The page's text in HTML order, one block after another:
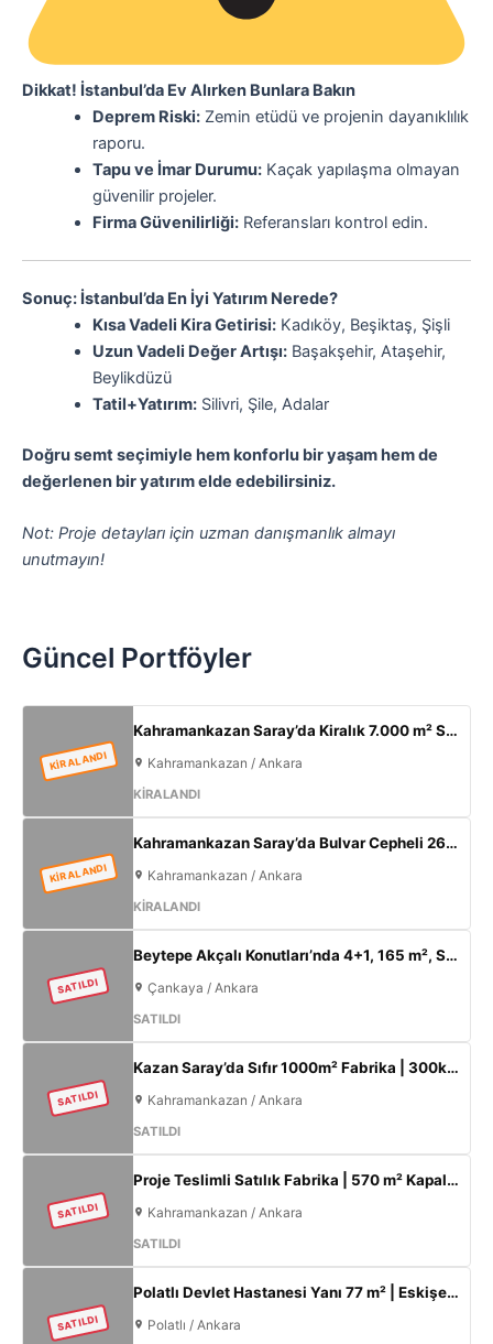
Dikkat! İstanbul’da Ev Alırken Bunlara Bakın
Deprem Riski:Zemin etüdü ve projenin dayanıklılık
raporu.
Tapu ve İmar Durumu:Kaçak yapılaşma olmayan
güvenilir projeler.
Firma Güvenilirliği:Referansları kontrol edin.
Sonuç: İstanbul’da En İyi Yatırım Nerede?
Kısa Vadeli Kira Getirisi:Kadıköy, Beşiktaş, Şişli
Uzun Vadeli Değer Artışı:Başakşehir, Ataşehir,
Beylikdüzü
Tatil+Yatırım:Silivri, Şile, Adalar
Doğru semt seçimiyle hem konforlu bir yaşam hem de
değerlenen bir yatırım elde edebilirsiniz.
Not: Proje detayları için uzman danışmanlık almayı
unutmayın!
Güncel Portföyler
KİRALANDI
Kahramankazan Saray’da Kiralık 7.000 m² Sıfır Fabrika | 2.000 m² Açık Alan | 300 KW
Kahramankazan / Ankara
KİRALANDI
KİRALANDI
Kahramankazan Saray’da Bulvar Cepheli 2600 m² Kiralık Fabrika | 400 KW Enerji | Ofisli Üretim Tesisi
Kahramankazan / Ankara
KİRALANDI
SATILDI
Beytepe Akçalı Konutları’nda 4+1, 165 m², Sıfır Lüks Daire | Site İçi, Otoparklı, Takasa Uygun
Çankaya / Ankara
SATILDI
SATILDI
Kazan Saray’da Sıfır 1000m² Fabrika | 300kW Enerji + 120m² Ofis
Kahramankazan / Ankara
SATILDI
SATILDI
Proje Teslimli Satılık Fabrika | 570 m² Kapalı Alan + 450 m² Açık Alan | 100 KW Enerji | Saray Kahramankazan
Kahramankazan / Ankara
SATILDI
SATILDI
Polatlı Devlet Hastanesi Yanı 77 m² | Eskişehir Yolu Cepheli | Ticari+Konut İmarlı Arsa
Polatlı / Ankara